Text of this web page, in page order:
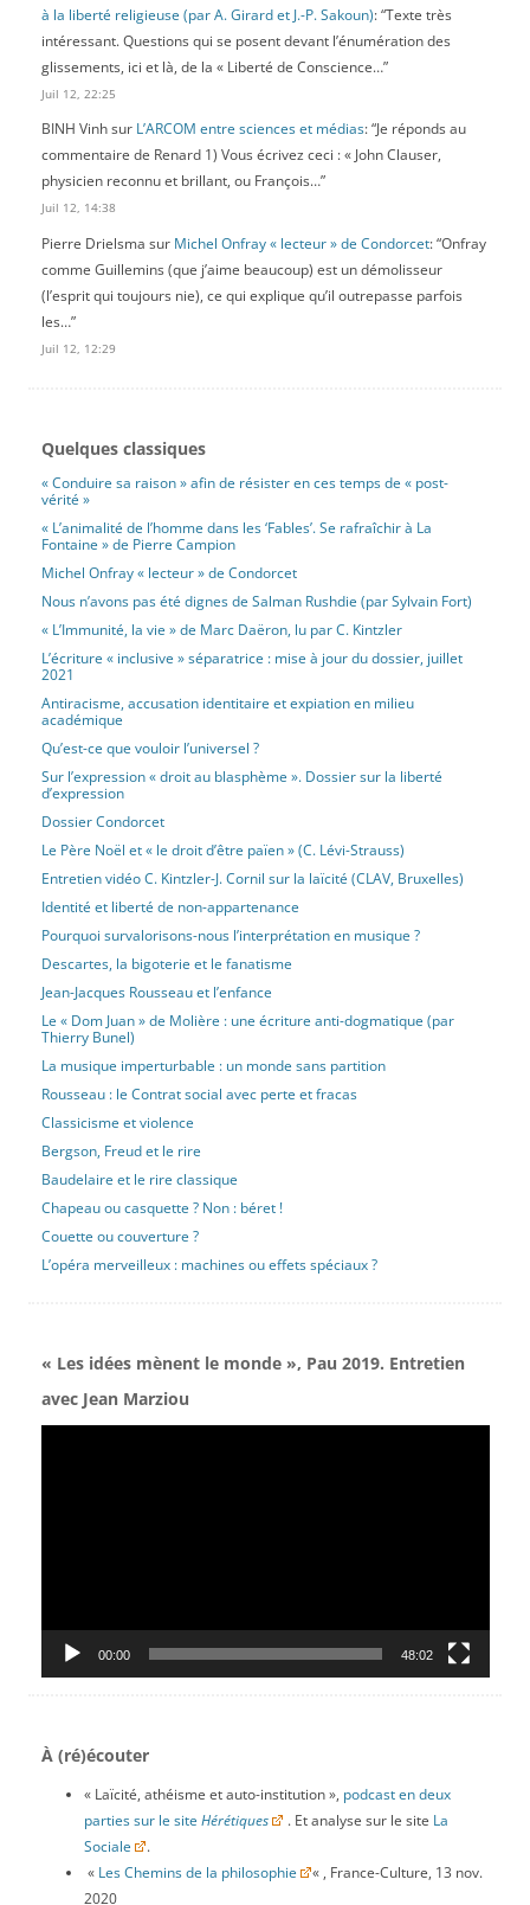
à la liberté religieuse (par A. Girard et J.-P. Sakoun): “Texte très
intéressant. Questions qui se posent devant l’énumération des
glissements, ici et là, de la « Liberté de Conscience…”
Juil 12, 22:25
BINH Vinhsur L’ARCOM entre sciences et médias: “Je réponds au
commentaire de Renard 1) Vous écrivez ceci : « John Clauser,
physicien reconnu et brillant, ou François…”
Juil 12, 14:38
Pierre Drielsma sur Michel Onfray « lecteur » de Condorcet: “Onfray
comme Guillemins (que j’aime beaucoup) est un démolisseur
(l’esprit qui toujours nie), ce qui explique qu’il outrepasse parfois
les…”
Juil 12, 12:29
Quelques classiques
« Conduire sa raison » afin de résister en ces temps de « post-
vérité »
« L’animalité de l’homme dans les ‘Fables’. Se rafraîchir à La
Fontaine » de Pierre Campion
Michel Onfray « lecteur » de Condorcet
Nous n’avons pas été dignes de Salman Rushdie (par Sylvain Fort)
« L’Immunité, la vie » de Marc Daëron, lu par C. Kintzler
L’écriture « inclusive » séparatrice : mise à jour du dossier, juillet
2021
Antiracisme, accusation identitaire et expiation en milieu
académique
Qu’est-ce que vouloir l’universel ?
Sur l’expression « droit au blasphème ». Dossier sur la liberté
d’expression
Dossier Condorcet
Le Père Noël et « le droit d’être païen » (C. Lévi-Strauss)
Entretien vidéo C. Kintzler-J. Cornil sur la laïcité (CLAV, Bruxelles)
Identité et liberté de non-appartenance
Pourquoi survalorisons-nous l’interprétation en musique ?
Descartes, la bigoterie et le fanatisme
Jean-Jacques Rousseau et l’enfance
Le « Dom Juan » de Molière : une écriture anti-dogmatique (par
Thierry Bunel)
La musique imperturbable : un monde sans partition
Rousseau : le Contrat social avec perte et fracas
Classicisme et violence
Bergson, Freud et le rire
Baudelaire et le rire classique
Chapeau ou casquette ? Non : béret !
Couette ou couverture ?
L’opéra merveilleux : machines ou effets spéciaux ?
« Les idées mènent le monde », Pau 2019. Entretien
avec Jean Marziou
Lecteur
00:00 48:02
À (ré)écouter
« Laïcité, athéisme et auto-institution », podcast en deux
parties sur le site Hérétiques . Et analyse sur le site La
Sociale
.
« Les Chemins de la philosophie
« , France-Culture, 13 nov.
2020